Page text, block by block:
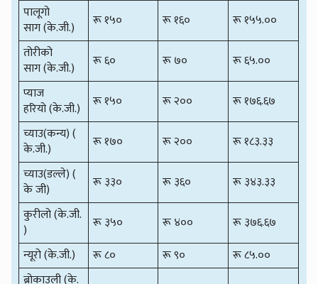
पालूगो
साग (के.जी.)
रू १५० रू १६०
रू १५५.००
तोरीको
साग (के.जी.)
रू ६० रू ७०
रू ६५.००
प्याज
हरियो (के.जी.)
रू १५० रू २००
रू १७६.६७
च्याउ(कन्य) (
के.जी.)
रू १७० रू २००
रू १८३.३३
च्याउ(डल्ले) (
के जी)
रू ३३० रू ३६०
रू ३४३.३३
कुरीलो (के.जी.
)
रू ३५० रू ४००
रू ३७६.६७
न्यूरो (के.जी.)
रू ८० रू ९०
रू ८५.००
ब्रोकाउली (के.